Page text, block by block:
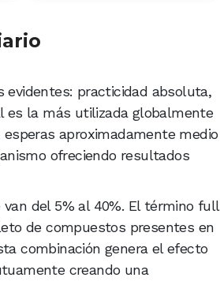
evidentes: practicidad absoluta,
es la más utilizada globalmente
aproximadamente medio
ofreciendo resultados
del 5% al 40%. El término full
de compuestos presentes en
combinación genera el efecto
creando una